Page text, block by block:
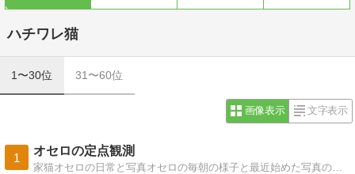
ハチワレ猫
1〜30位 31〜60位
画像表示 文字表示
1
オセロの定点観測
家猫オセロの日常と写真オセロの毎朝の様子と最近始めた写真の紹介です。